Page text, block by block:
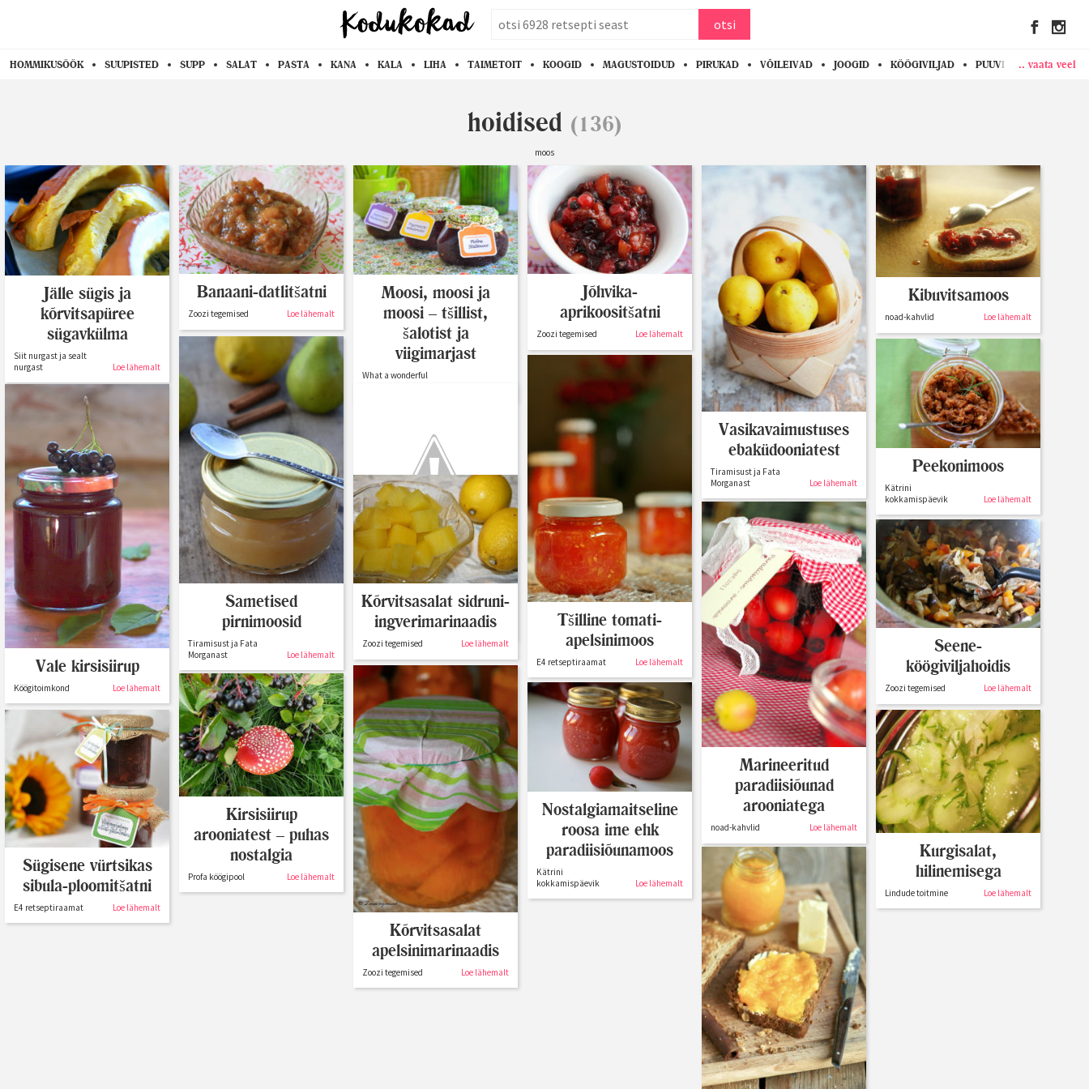
otsi
HOMMIKUSÖÖK SUUPISTED SUPP SALAT PASTA KANA KALA LIHA TAIMETOIT KOOGID MAGUSTOIDUD PIRUKAD VÕILEIVAD JOOGID KÖÖGIVILJAD PUUVILJAD MARJAD
.. vaata veel
hoidised (136)
moos
Jälle sügis ja
kõrvitsapüree
sügavkülma
Siit nurgast ja sealt
nurgast
Loe lähemalt
Banaani-datlitšatni
Zoozi tegemised Loe lähemalt
Moosi, moosi ja
moosi – tšillist,
šalotist ja
viigimarjast
What a wonderful
Jõhvika-
aprikoositšatni
Zoozi tegemised Loe lähemalt
Vasikavaimustuses
ebaküdooniatest
Tiramisust ja Fata
Morganast
Loe lähemalt
Kibuvitsamoos
noad-kahvlid Loe lähemalt
Sametised
pirnimoosid
Tiramisust ja Fata
Morganast
Loe lähemalt
Peekonimoos
Kätrini
kokkamispäevik
Loe lähemalt
Tšilline tomati-
apelsinimoos
E4 retseptiraamat Loe lähemalt
Mündikaste-
maailmaklassika
purki
Minu sahver Loe lähemalt
Vale kirsisiirup
Köögitoimkond Loe lähemalt
Kõrvitsasalat sidruni-
ingverimarinaadis
Zoozi tegemised Loe lähemalt
Marineeritud
paradiisiõunad
arooniatega
noad-kahvlid Loe lähemalt
Seene-
köögiviljahoidis
Zoozi tegemised Loe lähemalt
Kõrvitsasalat
apelsinimarinaadis
Zoozi tegemised Loe lähemalt
Kirsisiirup
arooniatest – puhas
nostalgia
Profa köögipool Loe lähemalt
Nostalgiamaitseline
roosa ime ehk
paradiisiõunamoos
Kätrini
kokkamispäevik
Loe lähemalt
Kurgisalat,
hilinemisega
Lindude toitmine Loe lähemalt
Sügisene vürtsikas
sibula-ploomitšatni
E4 retseptiraamat Loe lähemalt